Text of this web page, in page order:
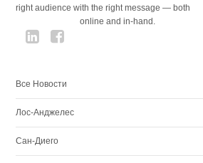
right audience with the right message — both
online and in-hand.
Все Новости
Лос-Анджелес
Сан-Диего